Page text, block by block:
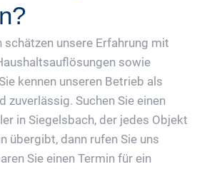
schätzen unsere Erfahrung mit
sowie
kennen unseren Betrieb als
Suchen Sie einen
in Siegelsbach, der jedes Objekt
übergibt, dann rufen Sie uns
Sie einen Termin für ein